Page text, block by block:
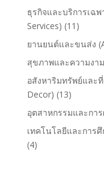
ธุรกิจและบริการเฉ
Services) (11)
ยานยนต์และขนส่ง
สุขภาพและความงา
อสังหาริมทรัพย์และ
Decor) (13)
อุตสาหกรรมและกา
เทคโนโลยีและการ
(4)